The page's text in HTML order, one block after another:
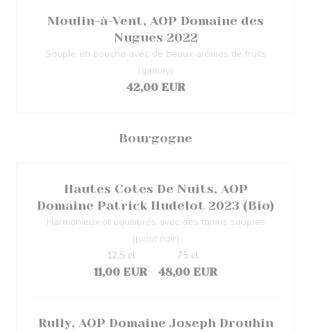
Moulin-à-Vent, AOP Domaine des
Nugues 2022
Souple en bouche avec de beaux arômes de fruits
(gamay)
42,00 EUR
Bourgogne
Hautes Cotes De Nuits, AOP
Domaine Patrick Hudelot 2023 (Bio)
Harmonieux et équilibrés avec des tanins souples
(pinot noir)
11,00 EUR
12,5 cl
48,00 EUR
75 cl
Rully, AOP Domaine Joseph Drouhin